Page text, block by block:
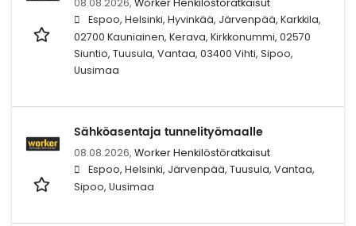
08.08.2026, Worker Henkilöstöratkaisut
Espoo, Helsinki, Hyvinkää, Järvenpää, Karkkila,
02700 Kauniainen, Kerava, Kirkkonummi, 02570
Siuntio, Tuusula, Vantaa, 03400 Vihti, Sipoo,
Uusimaa
Sähköasentaja tunnelityömaalle
08.08.2026, Worker Henkilöstöratkaisut
Espoo, Helsinki, Järvenpää, Tuusula, Vantaa,
Sipoo, Uusimaa